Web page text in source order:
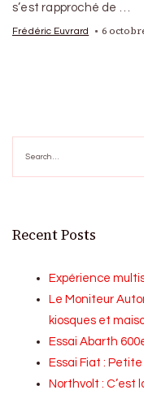
s’est rapproché de …
Frédéric Euvrard 6
for:
Recent Posts
Expérience
Le Moniteur
kiosques et
Essai Abarth
Essai Fiat :
Northvolt : C’est